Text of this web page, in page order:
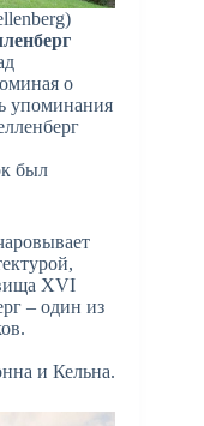
о
упоминания
был
XVI
– один из
и Кельна.